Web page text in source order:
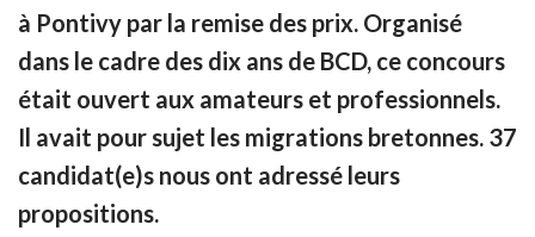
à Pontivy par la remise des prix. Organisé
dans le cadre des dix ans de BCD, ce concours
était ouvert aux amateurs et professionnels.
Il avait pour sujet les migrations bretonnes. 37
candidat(e)s nous ont adressé leurs
propositions.